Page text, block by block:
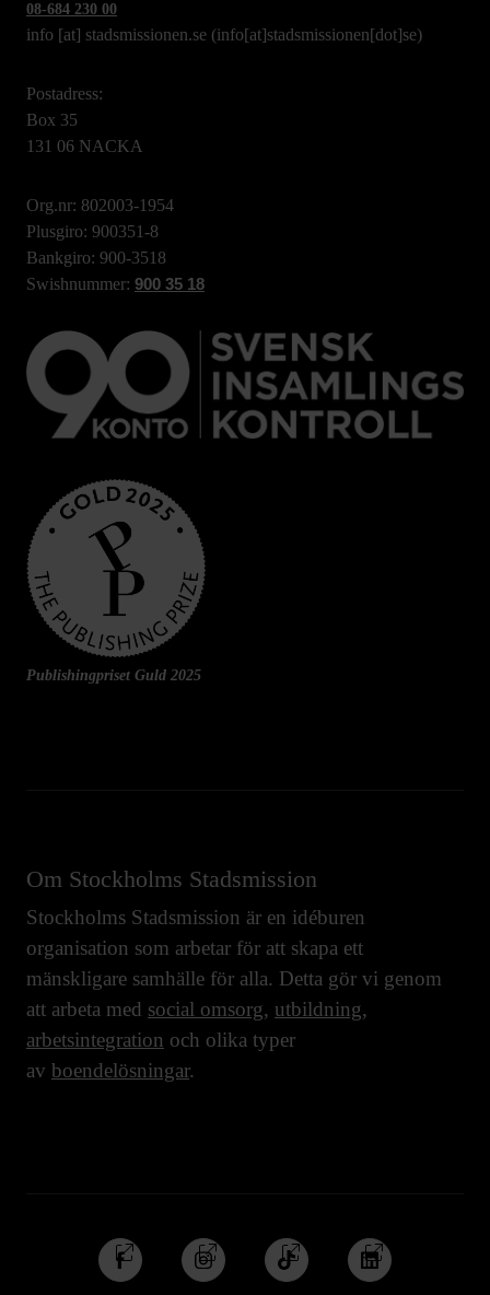
08-684 230 00
info [at] stadsmissionen.se (info[at]stadsmissionen[dot]se)
Postadress:
Box 35
131 06 NACKA
Org.nr: 802003-1954
Plusgiro: 900351-8
Bankgiro: 900-3518
Swishnummer: 900 35 18
Publishingpriset Guld 2025
Om Stockholms Stadsmission
Stockholms Stadsmission är en idéburen
organisation som arbetar för att skapa ett
mänskligare samhälle för alla. Detta gör vi genom
att arbeta med social omsorg, utbildning,
arbetsintegration och olika typer
av boendelösningar.
Följ
oss
Följ
oss
Följ
oss
Följ
oss